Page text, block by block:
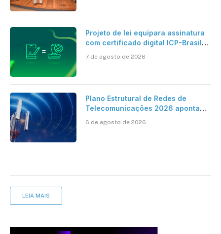
Projeto de lei equipara assinatura
com certificado digital ICP-Brasil
cartório
7 de agosto de 2026
Plano Estrutural de Redes de
Telecomunicações 2026 aponta
mantém desafio
6 de agosto de 2026
LEIA MAIS